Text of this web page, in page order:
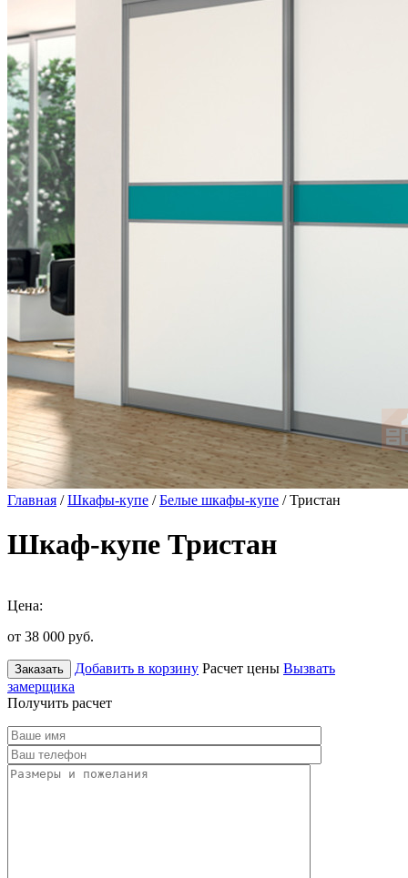
Главная /Шкафы-купе /Белые шкафы-купе / Тристан
Шкаф-купе Тристан
Цена:
от 38 000 руб.
Заказать Добавить в корзину Расчет цены Вызвать
замерщика
Получить расчет